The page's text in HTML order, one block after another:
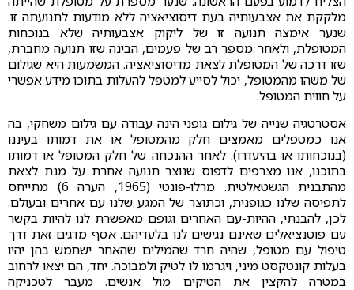
מלקקת את אצבעותיה בעת דיסוציאציה ללא מודעות לתנועתה זו.
שנער אימצה תנועה זו של ליקוק אצבעותיה שלא בנוכחות
המטופלת, ולאחר מספר רב של פעמים, הבינה שזו תנועה מחברת,
שזו דרכה של המטופלת לצאת מדיסוציאציה. המשמעות היא שגילום
של משהו מהמטופל, יכול לסייע למטפל להעלות בתוכו מידע אפשרי
על חווית המטופל.
אסטרטגיה שנייה של גילום גופני הינה עבודה עם גילום משחקי, בה
אנו כמטפלים מאמצים חלק מהמטופל או את דמותו בעיננו
(בנוכחותו או בהיעדרו). לאחר ההנכחה של חלק המטופל או דמותו
בתוכנו, אנו מצרפים לדפוס שנוצר תנועה אחרת על מנת לצאת
מהתבנית הגשטאלטית. מרלו-פונטי (1965, הערה 6) מתייחס
לתפיסה שלנו כגופנית, וכתוצר של המגע שלנו עם אחרים ובעולם.
לכן, להבנתי, ההיות-עם האחרים וגופם מאפשרת לנו להיות בקשר
עם פוטנציאלים שאינם נגישים לנו בלעדיהם. אסף מדגים זאת דרך
טיפול עם מטופל, שהיה חרד שהמילים שהאחר ישתמש בהן יהיו
בעלות קונטקסט מיני, ויגרמו לו לטיק ולמבוכה. יחד, הם יצאו לרחוב
במטרה להקצין את הטיקים מול אנשים. מעבר לטכניקה